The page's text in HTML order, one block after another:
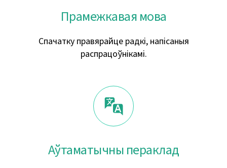
Прамежкавая мова
Спачатку правярайце радкі, напісаныя
распрацоўнікамі.
Аўтаматычны пераклад